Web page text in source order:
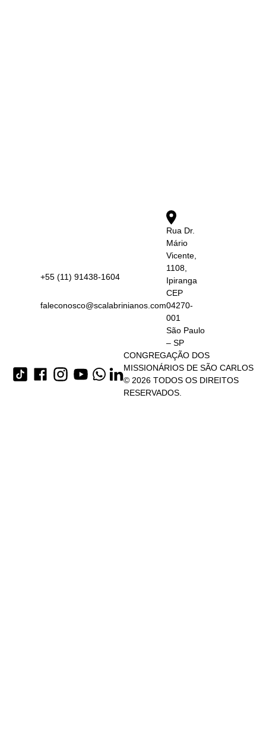
+55 (11) 91438-1604
faleconosco@scalabrinianos.com
Rua Dr.
Mário
Vicente,
1108,
Ipiranga
CEP
04270-
001
São Paulo
– SP
CONGREGAÇÃO DOS
MISSIONÁRIOS DE SÃO CARLOS
© 2026 TODOS OS DIREITOS
RESERVADOS.